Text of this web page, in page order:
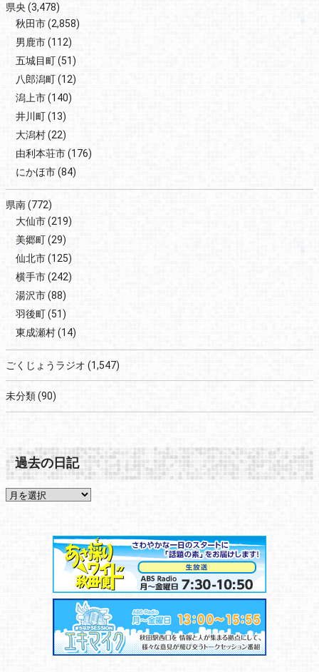
県央(3,478)
秋田市(2,858)
男鹿市(112)
五城目町(51)
八郎潟町(12)
潟上市(140)
井川町(13)
大潟村(22)
由利本荘市(176)
にかほ市(84)
県南(772)
大仙市(219)
美郷町(29)
仙北市(125)
横手市(242)
湯沢市(88)
羽後町(51)
東成瀬村(14)
ごくじょうラジオ (1,547)
未分類(90)
過去の日記